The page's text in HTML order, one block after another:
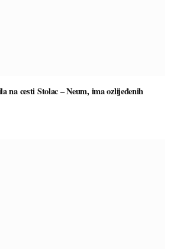
na cesti Stolac – Neum, ima ozlijeđenih